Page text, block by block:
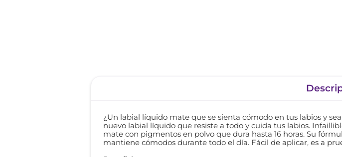
¿Un labial líquido mate que se sienta cómodo en tus labios y
nuevo labial líquido que resiste a todo y cuida tus labios.
mate con pigmentos en polvo que dura hasta 16 horas. Su
mantiene cómodos durante todo el día. Fácil de aplicar, es a